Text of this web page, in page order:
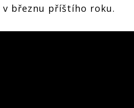
březnu příštího roku.